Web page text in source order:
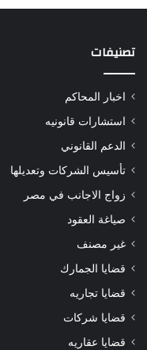
تصنيفات
اخبار المحاكم
استشارات قانونيه
الدعم القانوني
تأسيس الشركات وتعديلها
زواج الاجانب في مصر
صياغة العقود
غير مصنف
قضايا الجمارك
قضايا تجاريه
قضايا شركات
قضايا عقاريه